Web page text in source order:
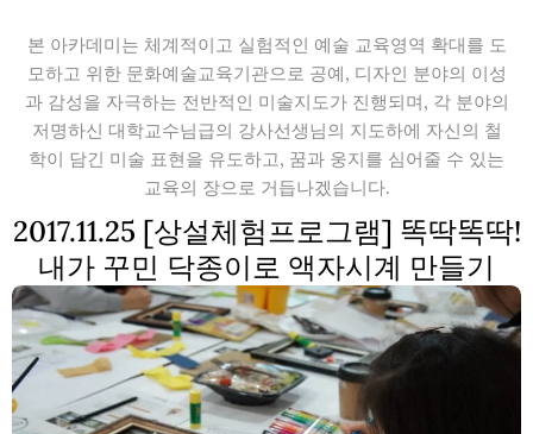
본 아카데미는 체계적이고 실험적인 예술 교육영역 확대를 도
모하고 위한 문화예술교육기관으로 공예, 디자인 분야의 이성
과 감성을 자극하는 전반적인 미술지도가 진행되며, 각 분야의
저명하신 대학교수님급의 강사선생님의 지도하에 자신의 철
학이 담긴 미술 표현을 유도하고, 꿈과 웅지를 심어줄 수 있는
교육의 장으로 거듭나겠습니다.
2017.11.25 [상설체험프로그램] 똑딱똑딱!
내가 꾸민 닥종이로 액자시계 만들기